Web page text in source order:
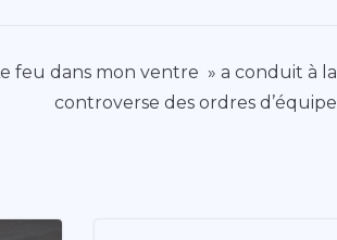
feu dans mon ventre » a conduit à la
controverse des ordres d’équipe